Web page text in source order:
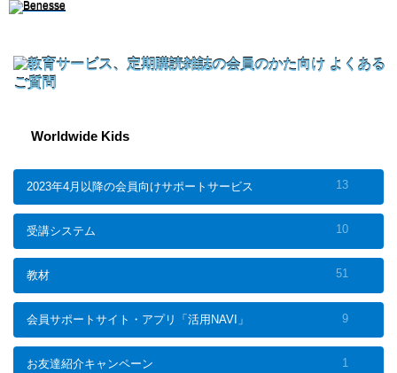
Worldwide Kids
2023年4月以降の会員向けサポートサービス 13
受講システム 10
教材 51
会員サポートサイト・アプリ「活用NAVI」 9
お友達紹介キャンペーン 1